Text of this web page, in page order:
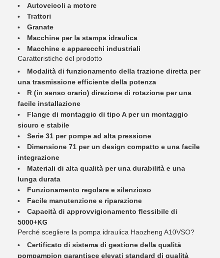
Autoveicoli a motore
Trattori
Granate
Macchine per la stampa idraulica
Macchine e apparecchi industriali
Caratteristiche del prodotto
Modalità di funzionamento della trazione diretta per
una trasmissione efficiente della potenza
R (in senso orario) direzione di rotazione per una
facile installazione
Flange di montaggio di tipo A per un montaggio
sicuro e stabile
Serie 31 per pompe ad alta pressione
Dimensione 71 per un design compatto e una facile
integrazione
Materiali di alta qualità per una durabilità e una
lunga durata
Funzionamento regolare e silenzioso
Facile manutenzione e riparazione
Capacità di approvvigionamento flessibile di
5000+KG
Perché scegliere la pompa idraulica Haozheng A10VSO?
Certificato di sistema di gestione della qualità
pompampion garantisce elevati standard di qualità